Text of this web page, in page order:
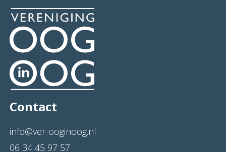
Contact
info@ver-ooginoog.nl
06 34 45 97 57